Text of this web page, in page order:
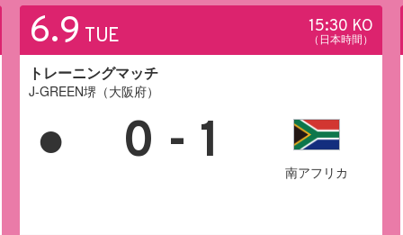
6.9 TUE 15:30 KO
（日本時間）
トレーニングマッチ
J-GREEN堺（大阪府）
● 0 - 1 南アフリカ